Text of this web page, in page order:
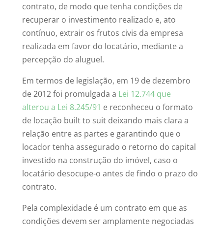
contrato, de modo que tenha condições de
recuperar o investimento realizado e, ato
contínuo, extrair os frutos civis da empresa
realizada em favor do locatário, mediante a
percepção do aluguel.
Em termos de legislação, em 19 de dezembro
de 2012 foi promulgada a Lei 12.744 que
alterou a Lei 8.245/91 e reconheceu o formato
de locação built to suit deixando mais clara a
relação entre as partes e garantindo que o
locador tenha assegurado o retorno do capital
investido na construção do imóvel, caso o
locatário desocupe-o antes de findo o prazo do
contrato.
Pela complexidade é um contrato em que as
condições devem ser amplamente negociadas